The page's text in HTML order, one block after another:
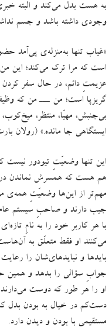
به هست بدل می‌کند و البته
وجودی داشته باشد و جسم
«غیاب تنها به‌منزله‌ی پی‌آمد
است که مرا ترک می‌کند؛ این
عزیمتِ دائم، در حال سفر
گریزپا است؛ من ـــ من که
بی‌جنبش، مهیّا، منتظر،
ایستگاهی جا مانده.
» (رولان
این تنها وضعیّتِ تیودور نیست
هم هست که همسرش نماندن در
مهم‌تر از این‌ها وضعیّتِ
جیب دارند و صاحبِ سیستم
با هر کاربر خود را به نامِ
می‌کنند او فقط متعلّق به
بایدها و نبایدهای‌شان را
جوابِ سؤالی را بدهد و
او را هر طور که دوست
دست‌کم در خیال به بودن بدل
مستقیمی با بودن و دیدن دارد.